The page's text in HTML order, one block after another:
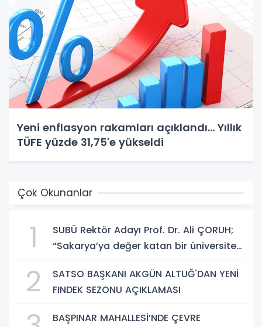
Yeni enflasyon rakamları açıklandı... Yıllık
TÜFE yüzde 31,75'e yükseldi
Çok Okunanlar
1
SUBÜ Rektör Adayı Prof. Dr. Ali ÇORUH;
“Sakarya’ya değer katan bir üniversite
2
SATSO BAŞKANI AKGÜN ALTUĞ'DAN YENİ
FINDEK SEZONU AÇIKLAMASI
BAŞPINAR MAHALLESİ’NDE ÇEVRE